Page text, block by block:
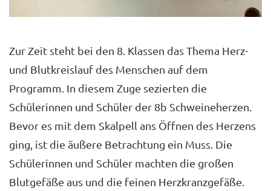
Zur Zeit steht bei den 8. Klassen das Thema Herz-
und Blutkreislauf des Menschen auf dem
Programm. In diesem Zuge sezierten die
Schülerinnen und Schüler der 8b Schweineherzen.
Bevor es mit dem Skalpell ans Öffnen des Herzens
ging, ist die äußere Betrachtung ein Muss. Die
Schülerinnen und Schüler machten die großen
Blutgefäße aus und die feinen Herzkranzgefäße.